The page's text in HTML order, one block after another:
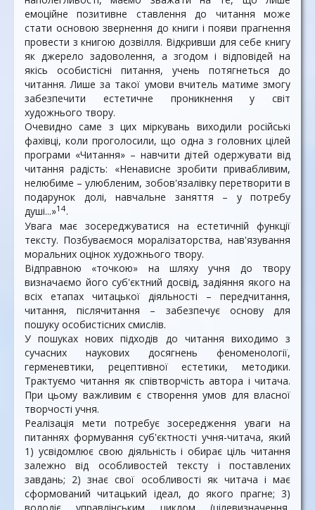
емоційне позитивне ставлення до читання може
стати основою звернення до книги і появи прагнення
провести з книгою дозвілля. Відкривши для себе книгу
як джерело задоволення, а згодом і відповідей на
якісь особистісні питання, учень потягнеться до
читання. Лише за такої умови вчитель матиме змогу
забезпечити естетичне проникнення у світ
художнього твору.
Очевидно саме з цих міркувань виходили російські
фахівці, коли проголосили, що одна з головних цілей
програми «Читання» – навчити дітей одержувати від
читання радість: «Ненависне зробити привабливим,
нелюбиме – улюбленим, зобов'язалівку перетворити в
подарунок долі, навчальне заняття – у потребу
душі...»14.
Увага має зосереджуватися на естетичній функції
тексту. Позбуваємося моралізаторства, нав'язування
моральних оцінок художнього твору.
Відправною «точкою» на шляху учня до твору
визначаємо його суб'єктний досвід, задіяння якого на
всіх етапах читацької діяльності – передчитання,
читання, післячитання – забезпечує основу для
пошуку особистісних смислів.
У пошуках нових підходів до читання виходимо з
сучасних наукових досягнень феноменології,
герменевтики, рецептивної естетики, методики.
Трактуємо читання як співтворчість автора і читача.
При цьому важливим є створення умов для власної
творчості учня.
Реалізація мети потребує зосередження уваги на
питаннях формування суб'єктності учня-читача, який
1) усвідомлює свою діяльність і обирає ціль читання
залежно від особливостей тексту і поставлених
завдань; 2) знає свої особливості як читача і має
сформований читацький ідеал, до якого прагне; 3)